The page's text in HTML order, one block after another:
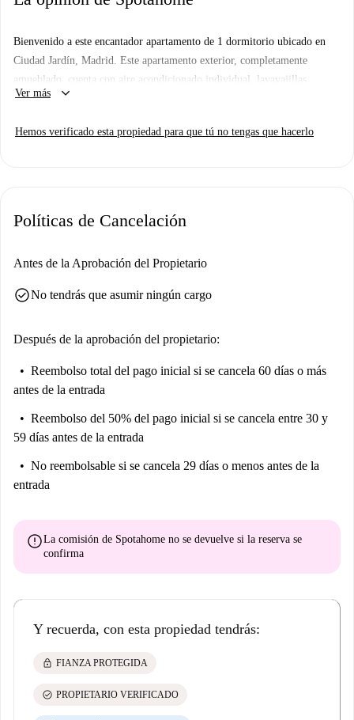
Bienvenido a este encantador apartamento de 1 dormitorio ubicado en
Ciudad Jardín, Madrid. Este apartamento exterior, completamente
amueblado, cuenta con aire acondicionado individual, lavavajillas,
horno, lavadora compartida y TV. Se admiten parejas y estudiantes, y se
Pinchos Elcano. Reserve su estancia hoy mismo y disfrute del vibrante
Ver más keyboard_arrow_down
Hemos verificado esta propiedad para que tú no tengas que hacerlo
Políticas de Cancelación
Antes de la Aprobación del Propietario
check_circleNo tendrás que asumir ningún cargo
Después de la aprobación del propietario:
Reembolso total del pago inicial si se cancela 60 días o más
antes de la entrada
Reembolso del 50% del pago inicial si se cancela entre 30 y
59 días antes de la entrada
No reembolsable si se cancela 29 días o menos antes de la
entrada
errorLa comisión de Spotahome no se devuelve si la reserva se
confirma
Y recuerda, con esta propiedad tendrás:
lock FIANZA PROTEGIDA
check_circle PROPIETARIO VERIFICADO